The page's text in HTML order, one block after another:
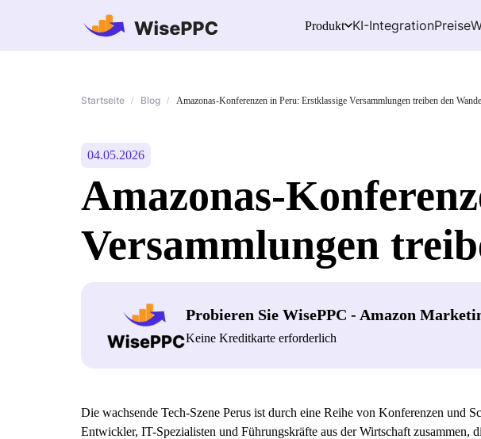
Produkt KI-IntegrationPreise
Startseite / Blog / Amazonas-Konferenzen in Peru: Erstklassige Versammlungen treiben den
04.05.2026
Amazonas-
Versammlungen
Probieren Sie WisePPC - Amazon
Keine Kreditkarte erforderlich
Die wachsende Tech-Szene Perus ist durch eine Reihe von Konferenzen und
Entwickler, IT-Spezialisten und Führungskräfte aus der Wirtschaft